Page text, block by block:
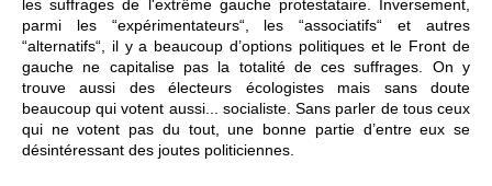
les suffrages de l'extrême gauche protestataire. Inversement,
parmi les “expérimentateurs“, les “associatifs“ et autres
“alternatifs“, il y a beaucoup d’options politiques et le Front de
gauche ne capitalise pas la totalité de ces suffrages. On y
trouve aussi des électeurs écologistes mais sans doute
beaucoup qui votent aussi... socialiste. Sans parler de tous ceux
qui ne votent pas du tout, une bonne partie d’entre eux se
désintéressant des joutes politiciennes.